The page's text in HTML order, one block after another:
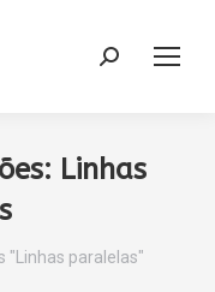
Search:
Linhas
"Linhas paralelas"